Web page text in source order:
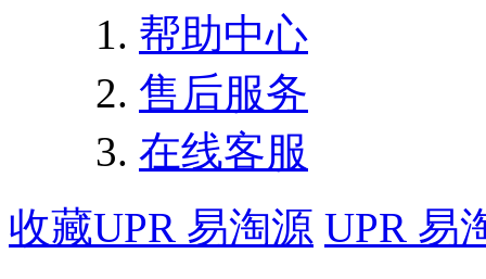
帮助中心
售后服务
在线客服
收藏UPR 易淘源 UPR 易